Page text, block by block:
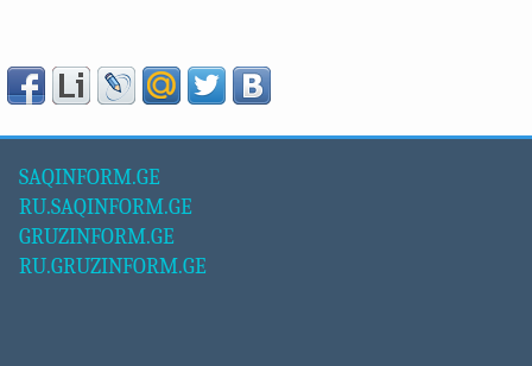
SAQINFORM.GE
RU.SAQINFORM.GE
GRUZINFORM.GE
RU.GRUZINFORM.GE